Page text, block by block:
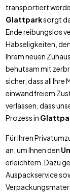
transportiert
Glattparksorgt
Ende reibungslos
Habseligkeiten,
Ihrem neuen
behutsam mit
sicher, dass all
einwandfreiem
verlassen, dass
Prozess in
Für Ihren
an, um Ihnen den
erleichtern. Dazu
Auspackservice